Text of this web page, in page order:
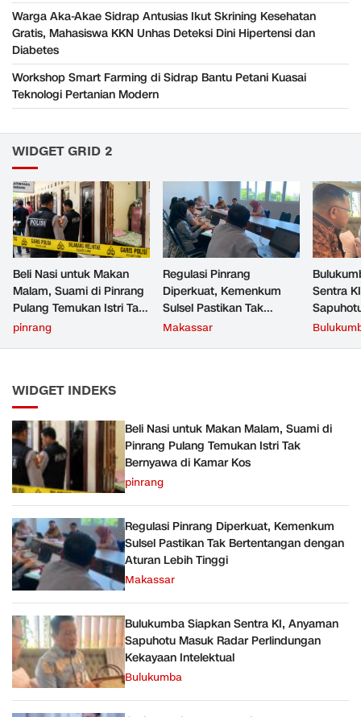
Warga Aka-Akae Sidrap Antusias Ikut Skrining Kesehatan
Gratis, Mahasiswa KKN Unhas Deteksi Dini Hipertensi dan
Diabetes
Workshop Smart Farming di Sidrap Bantu Petani Kuasai
Teknologi Pertanian Modern
WIDGET GRID 2
Beli Nasi untuk Makan
Malam, Suami di Pinrang
Pulang Temukan Istri Tak
Bernyawa di Kamar Kos
pinrang
Regulasi Pinrang
Diperkuat, Kemenkum
Sulsel Pastikan Tak
Bertentangan dengan
Makassar
Sentra
WIDGET INDEKS
Beli Nasi untuk Makan Malam, Suami di
Pinrang Pulang Temukan Istri Tak
Bernyawa di Kamar Kos
pinrang
Regulasi Pinrang Diperkuat, Kemenkum
Sulsel Pastikan Tak Bertentangan dengan
Aturan Lebih Tinggi
Makassar
Bulukumba Siapkan Sentra KI, Anyaman
Sapuhotu Masuk Radar Perlindungan
Kekayaan Intelektual
Bulukumba